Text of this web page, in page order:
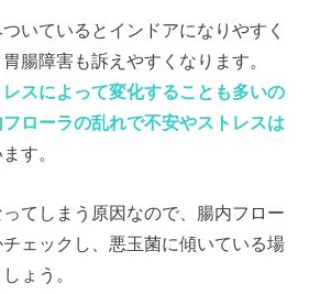
いているとインドアになりやすく
腸障害も訴えやすくなります。
スによって変化することも多いの
ローラの乱れで不安やストレスは
す。
てしまう原因なので、腸内フロー
ェックし、悪玉菌に傾いている場
ょう。